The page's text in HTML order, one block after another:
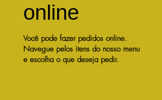
online
Você pode fazer pedidos online.
Navegue pelos itens do nosso menu
e escolha o que deseja pedir.